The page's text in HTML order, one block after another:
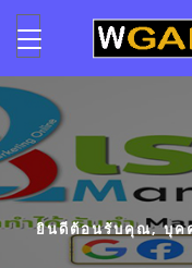
ยินดีต้อนรับคุณ,บุค